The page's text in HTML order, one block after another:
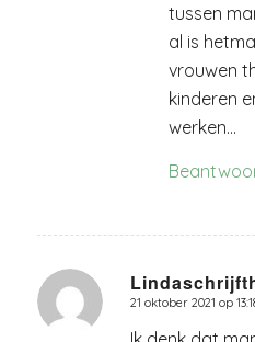
tussen
al is
vrouwen
kinderen
werken…
zegt:
21 oktober 2021 op